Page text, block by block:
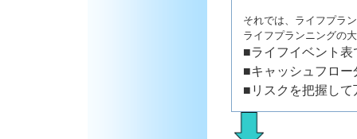
それでは、ライフプラ
ライフプランニングの
■ライフイベント
■キャッシュフロ
■リスクを把握し